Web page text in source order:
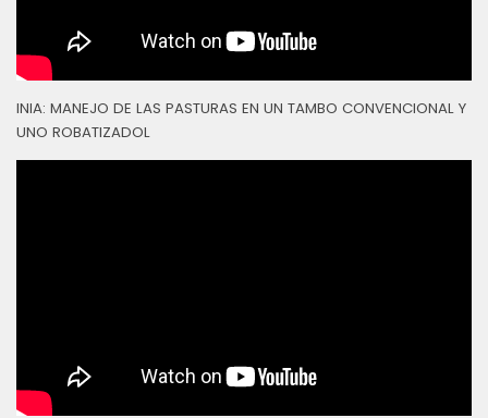
INIA: MANEJO DE LAS PASTURAS EN UN TAMBO CONVENCIONAL Y
UNO ROBATIZADOL